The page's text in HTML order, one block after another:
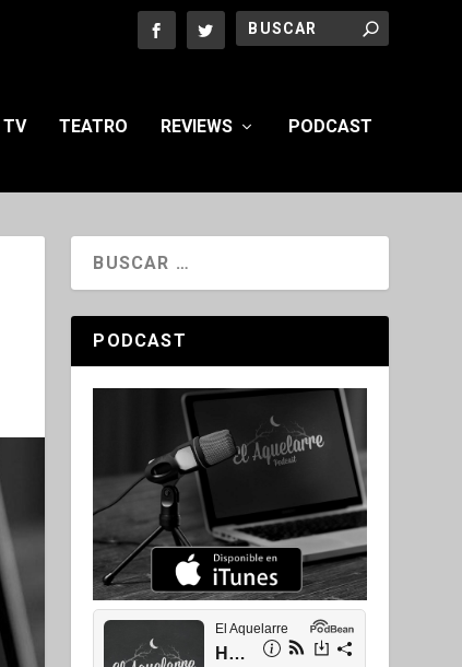
TV TEATRO REVIEWS PODCAST
PODCAST